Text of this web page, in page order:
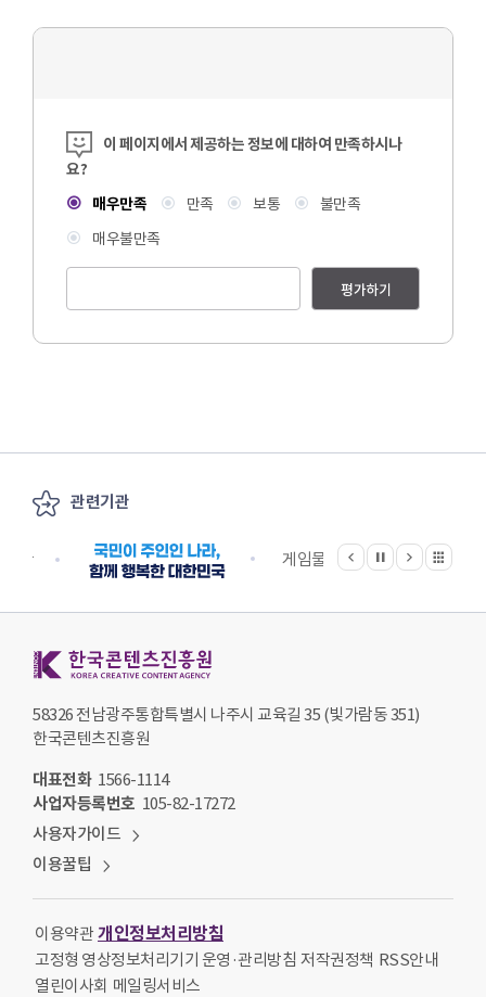
콘텐츠 만족도 조사
이 페이지에서 제공하는 정보에 대하여 만족하시나
요?
매우만족
만족 보통
불만족
매우불만족
평가하기
관련기관
게임물관리위원회
이전
정지
다음 관련기관 전체보기
58326 전남광주통합특별시 나주시 교육길 35 (빛가람동 351)
한국콘텐츠진흥원
대표전화 1566-1114
사업자등록번호 105-82-17272
사용자가이드
이용꿀팁
이용약관 개인정보처리방침
고정형 영상정보처리기기 운영·관리방침 저작권정책 RSS안내
열린이사회 메일링서비스